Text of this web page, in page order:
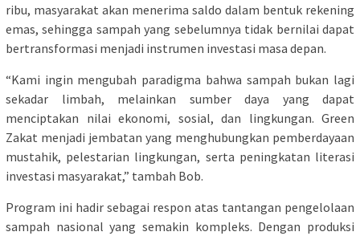
ribu, masyarakat akan menerima saldo dalam bentuk rekening
emas, sehingga sampah yang sebelumnya tidak bernilai dapat
bertransformasi menjadi instrumen investasi masa depan.
“Kami ingin mengubah paradigma bahwa sampah bukan lagi
sekadar limbah, melainkan sumber daya yang dapat
menciptakan nilai ekonomi, sosial, dan lingkungan. Green
Zakat menjadi jembatan yang menghubungkan pemberdayaan
mustahik, pelestarian lingkungan, serta peningkatan literasi
investasi masyarakat,” tambah Bob.
Program ini hadir sebagai respon atas tantangan pengelolaan
sampah nasional yang semakin kompleks. Dengan produksi